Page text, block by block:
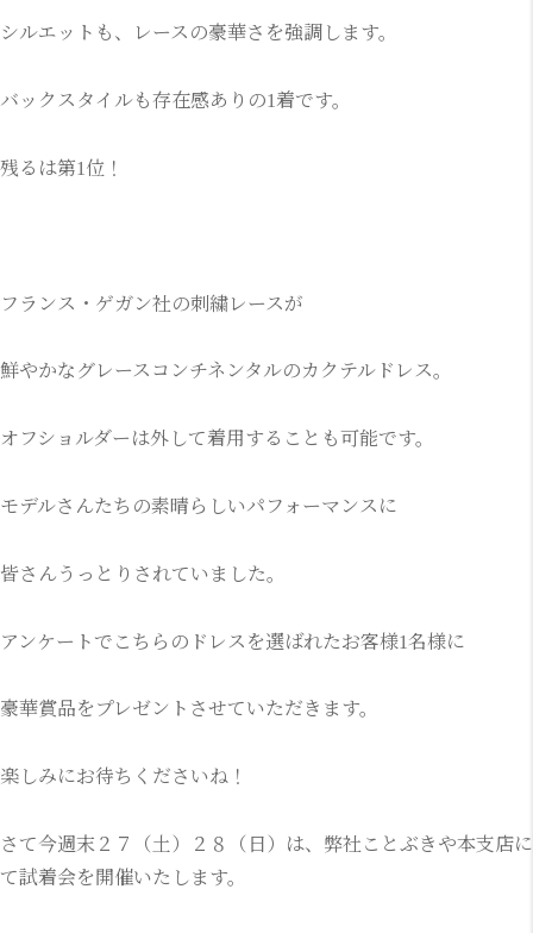
シルエットも、レースの豪華さを強調します。
バックスタイルも存在感ありの1着です。
残るは第1位！
フランス・ゲガン社の刺繍レースが
鮮やかなグレースコンチネンタルのカクテルドレス。
オフショルダーは外して着用することも可能です。
モデルさんたちの素晴らしいパフォーマンスに
皆さんうっとりされていました。
アンケートでこちらのドレスを選ばれたお客様1名様に
豪華賞品をプレゼントさせていただきます。
楽しみにお待ちくださいね！
さて今週末２７（土）２８（日）は、弊社ことぶきや本支店に
て試着会を開催いたします。